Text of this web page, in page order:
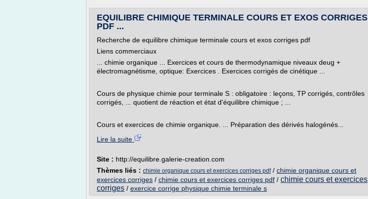
EQUILIBRE CHIMIQUE TERMINALE COURS ET EXOS CORRIGES
PDF ...
Recherche de equilibre chimique terminale cours et exos corriges pdf
Liens commerciaux
... chimie organique ... Exercices et cours de thermodynamique niveaux deug +
électromagnétisme, optique: Exercices . Exercices corrigés de cinétique ...
Cours de physique chimie pour terminale S : obligatoire : leçons, TP corrigés, contrôles
corrigés, ... quotient de réaction et état d'équilibre chimique ; ...
Cours et exercices de chimie organique. ... Préparation des dérivés halogénés...
Lire la suite
Site : http://equilibre.galerie-creation.com
Thèmes liés : chimie organique cours et exercices corriges pdf/ chimie organique cours et
exercices corriges / chimie cours et exercices corriges pdf / chimie cours et exercices
corriges / exercice corrige physique chimie terminale s